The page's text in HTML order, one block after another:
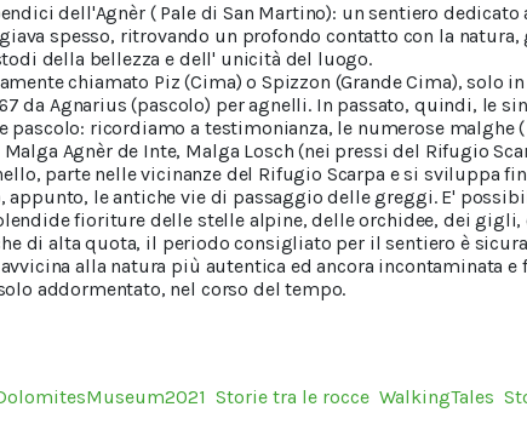
dell'Agnèr ( Pale di San Martino): un sentiero
spesso, ritrovando un profondo contatto con la
della bellezza e dell' unicità del luogo.
chiamato Piz (Cima) o Spizzon (Grande Cima), solo
da Agnarius (pascolo) per agnelli. In passato, quindi, le
pascolo: ricordiamo a testimonianza, le numerose
Agnèr de Inte, Malga Losch (nei pressi del Rifugio
parte nelle vicinanze del Rifugio Scarpa e si sviluppa
le antiche vie di passaggio delle greggi. E'
fioriture delle stelle alpine, delle orchidee, dei
di alta quota, il periodo consigliato per il sentiero è
alla natura più autentica ed ancora incontaminata
addormentato, nel corso del tempo.
Storie tra le rocce WalkingTales